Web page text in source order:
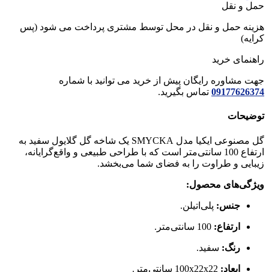
حمل و نقل
هزینه حمل و نقل در محل توسط مشتری پرداخت می شود (پس
کرایه)
راهنمای خرید
جهت مشاوره رایگان پیش از خرید می توانید با شماره
09177626374 تماس بگیرید.
توضیحات
گل مصنوعی ایکیا مدل SMYCKA یک شاخه گل گلایول سفید به
ارتفاع 100 سانتی‌متر است که با طراحی طبیعی و واقع‌گرایانه،
زیبایی و طراوت را به فضای شما می‌بخشد.
ویژگی‌های محصول:
جنس: پلی‌اتیلن.
ارتفاع: 100 سانتی‌متر.
رنگ: سفید.
ابعاد: 100x22x22 سانتی‌متر.